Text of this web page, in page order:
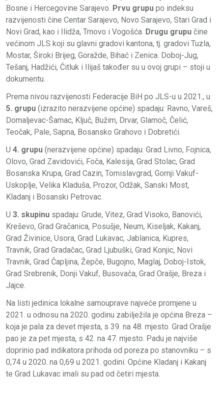
Bosne i Hercegovine Sarajevo. Prvu grupu po indeksu
razvijenosti čine Centar Sarajevo, Novo Sarajevo, Stari Grad i
Novi Grad, kao i Ilidža, Trnovo i Vogošća. Drugu grupu čine
većinom JLS koji su glavni gradovi kantona, tj. gradovi Tuzla,
Mostar, Široki Brijeg, Goražde, Bihać i Zenica. Doboj-Jug,
Tešanj, Hadžići, Čitluk i Ilijaš također su u ovoj grupi – stoji u
dokumentu.
Prema nivou razvijenosti Federacije BiH po JLS-u u 2021., u
5. grupu (izrazito nerazvijene općine) spadaju: Ravno, Vareš,
Domaljevac-Šamac, Ključ, Bužim, Drvar, Glamoč, Čelić,
Teočak, Pale, Sapna, Bosansko Grahovo i Dobretići.
U 4. grupu (nerazvijene općine) spadaju: Grad Livno, Fojnica,
Olovo, Grad Zavidovići, Foča, Kalesija, Grad Stolac, Grad
Bosanska Krupa, Grad Cazin, Tomislavgrad, Gornji Vakuf-
Uskoplje, Velika Kladuša, Prozor, Odžak, Sanski Most,
Kladanj i Bosanski Petrovac.
U 3. skupinu spadaju: Grude, Vitez, Grad Visoko, Banovići,
Kreševo, Grad Gračanica, Posušje, Neum, Kiseljak, Kakanj,
Grad Živinice, Usora, Grad Lukavac, Jablanica, Kupres,
Travnik, Grad Gradačac, Grad Ljubuški, Grad Konjic, Novi
Travnik, Grad Čapljina, Žepče, Bugojno, Maglaj, Doboj-Istok,
Grad Srebrenik, Donji Vakuf, Busovača, Grad Orašje, Breza i
Jajce.
Na listi jedinica lokalne samouprave najveće promjene u
2021. u odnosu na 2020. godinu zabilježila je općina Breza –
koja je pala za devet mjesta, s 39. na 48. mjesto. Grad Orašje
pao je za pet mjesta, s 42. na 47. mjesto. Padu je najviše
doprinio pad indikatora prihoda od poreza po stanovniku – s
0,74 u 2020. na 0,69 u 2021. godini. Općine Kladanj i Kakanj
te Grad Lukavac imali su pad od četiri mjesta.